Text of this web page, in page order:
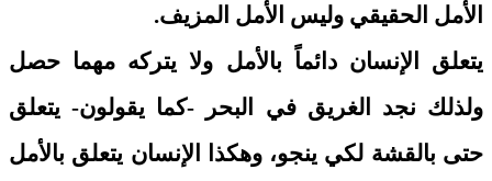
الأمل الحقيقي وليس الأمل المزيف.
يتعلق الإنسان دائماً بالأمل ولا يتركه مهما حصل
ولذلك نجد الغريق في البحر -كما يقولون- يتعلق
حتى بالقشة لكي ينجو، وهكذا الإنسان يتعلق بالأمل